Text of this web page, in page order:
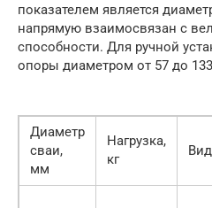
показателем является
напрямую взаимосвязан с
способности. Для ручной
опоры диаметром от 57 до
Диаметр
сваи,
мм
Нагрузка,
кг